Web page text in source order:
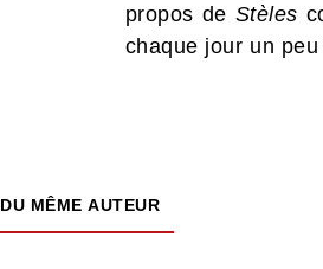
propos de Stèles
chaque jour un
DU MÊME AUTEUR